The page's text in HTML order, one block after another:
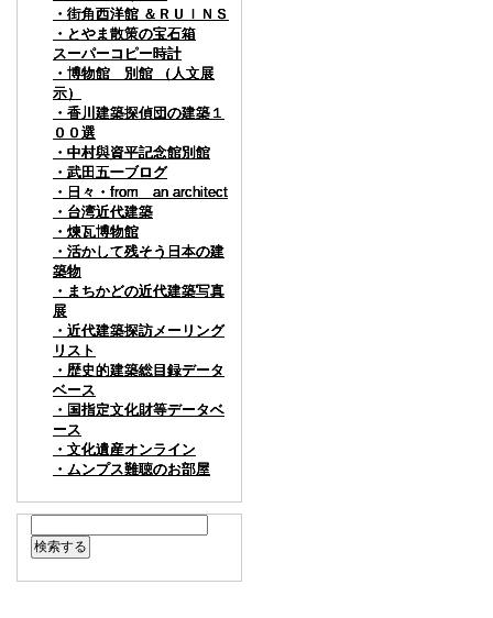
・街角西洋館 ＆ＲＵＩＮＳ
・とやま散策の宝石箱
スーパーコピー時計
・博物館 別館 （人文展
示）
・香川建築探偵団の建築１
００選
・中村與資平記念館別館
・武田五一ブログ
・日々・from an architect
・台湾近代建築
・煉瓦博物館
・活かして残そう日本の建
築物
・まちかどの近代建築写真
展
・近代建築探訪メーリング
リスト
・歴史的建築総目録データ
ベース
・国指定文化財等データベ
ース
・文化遺産オンライン
・ムンプス難聴のお部屋
・街角西洋館 ＆ＲＵＩＮＳ
・とやま散策の宝石箱
スーパーコピー時計
・博物館 別館 （人文展
示）
・香川建築探偵団の建築１
００選
・中村與資平記念館別館
・武田五一ブログ
・日々・from an architect
・台湾近代建築
・煉瓦博物館
・活かして残そう日本の建
築物
・まちかどの近代建築写真
展
・近代建築探訪メーリング
リスト
・歴史的建築総目録データ
ベース
・国指定文化財等データベ
ース
・文化遺産オンライン
・ムンプス難聴のお部屋
・街角西洋館 ＆ＲＵＩＮＳ
・とやま散策の宝石箱
スーパーコピー時計
・博物館 別館 （人文展
示）
・香川建築探偵団の建築１
００選
・中村與資平記念館別館
・武田五一ブログ
・日々・from an architect
・台湾近代建築
・煉瓦博物館
・活かして残そう日本の建
築物
・まちかどの近代建築写真
展
・近代建築探訪メーリング
リスト
・歴史的建築総目録データ
ベース
・国指定文化財等データベ
ース
・文化遺産オンライン
・ムンプス難聴のお部屋
・街角西洋館 ＆ＲＵＩＮＳ
・とやま散策の宝石箱
スーパーコピー時計
・博物館 別館 （人文展
示）
・香川建築探偵団の建築１
００選
・中村與資平記念館別館
・武田五一ブログ
・日々・from an architect
・台湾近代建築
・煉瓦博物館
・活かして残そう日本の建
築物
・まちかどの近代建築写真
展
・近代建築探訪メーリング
リスト
・歴史的建築総目録データ
ベース
・国指定文化財等データベ
ース
・文化遺産オンライン
・ムンプス難聴のお部屋